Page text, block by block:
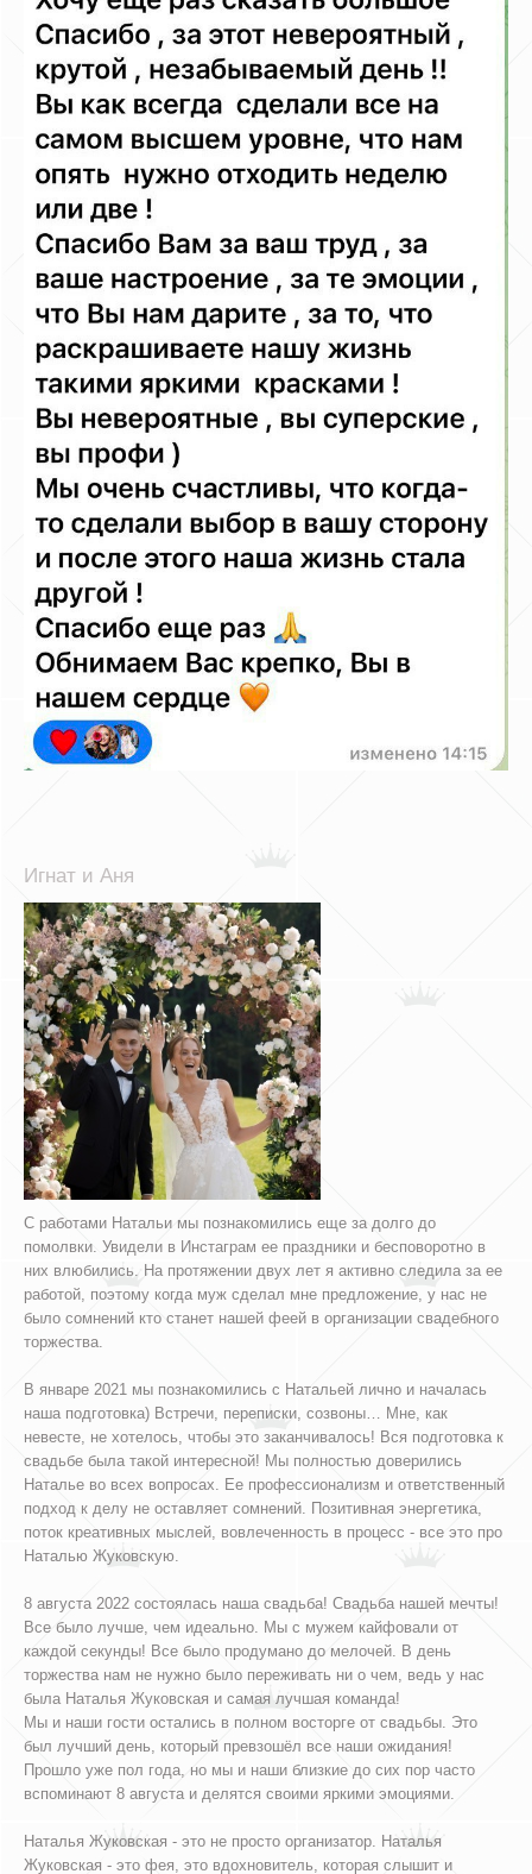
Игнат и Аня
С работами Натальи мы познакомились еще за долго до
помолвки. Увидели в Инстаграм ее праздники и бесповоротно в
них влюбились. На протяжении двух лет я активно следила за ее
работой, поэтому когда муж сделал мне предложение, у нас не
было сомнений кто станет нашей феей в организации свадебного
торжества.
В январе 2021 мы познакомились с Натальей лично и началась
наша подготовка) Встречи, переписки, созвоны… Мне, как
невесте, не хотелось, чтобы это заканчивалось! Вся подготовка к
свадьбе была такой интересной! Мы полностью доверились
Наталье во всех вопросах. Ее профессионализм и ответственный
подход к делу не оставляет сомнений. Позитивная энергетика,
поток креативных мыслей, вовлеченность в процесс - все это про
Наталью Жуковскую.
8 августа 2022 состоялась наша свадьба! Свадьба нашей мечты!
Все было лучше, чем идеально. Мы с мужем кайфовали от
каждой секунды! Все было продумано до мелочей. В день
торжества нам не нужно было переживать ни о чем, ведь у нас
была Наталья Жуковская и самая лучшая команда!
Мы и наши гости остались в полном восторге от свадьбы. Это
был лучший день, который превзошёл все наши ожидания!
Прошло уже пол года, но мы и наши близкие до сих пор часто
вспоминают 8 августа и делятся своими яркими эмоциями.
Наталья Жуковская - это не просто организатор. Наталья
Жуковская - это фея, это вдохновитель, которая слышит и